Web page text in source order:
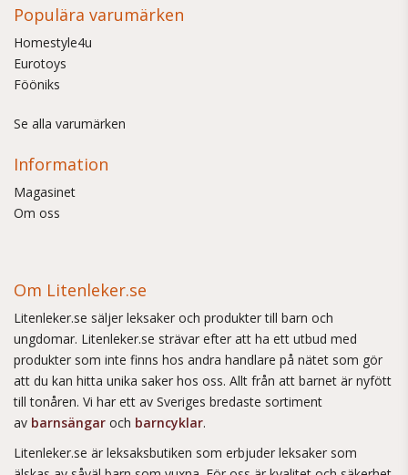
Populära varumärken
Homestyle4u
Eurotoys
Fööniks
Se alla varumärken
Information
Magasinet
Om oss
Om Litenleker.se
Litenleker.se säljer leksaker och produkter till barn och
ungdomar. Litenleker.se strävar efter att ha ett utbud med
produkter som inte finns hos andra handlare på nätet som gör
att du kan hitta unika saker hos oss. Allt från att barnet är nyfött
till tonåren. Vi har ett av Sveriges bredaste sortiment
av barnsängar och barncyklar.
Litenleker.se är leksaksbutiken som erbjuder leksaker som